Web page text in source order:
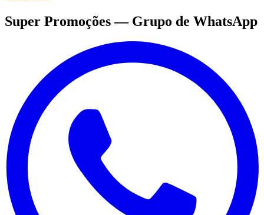
Super Promoções— Grupo de WhatsApp